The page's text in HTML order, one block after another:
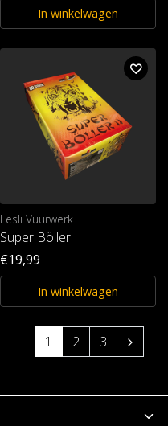
In winkelwagen
Lesli Vuurwerk
Super Böller II
€19,99
In winkelwagen
1 2 3